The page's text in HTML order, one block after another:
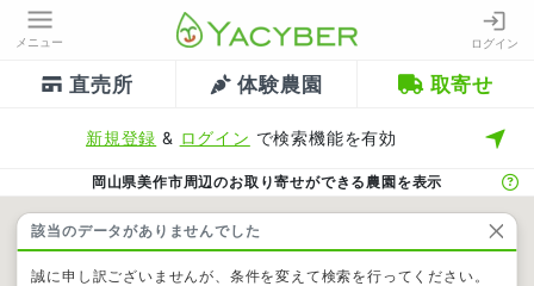
メニュー ログイン
直売所 体験農園 取寄せ
新規登録 & ログイン で検索機能を有効
岡山県美作市周辺のお取り寄せができる農園を表示
該当のデータがありませんでした
誠に申し訳ございませんが、条件を変えて検索を行ってください。